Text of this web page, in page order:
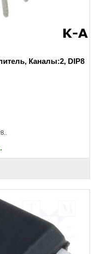
Каналы:2, DIP8